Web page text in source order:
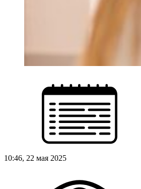
10:46, 22 мая 2025